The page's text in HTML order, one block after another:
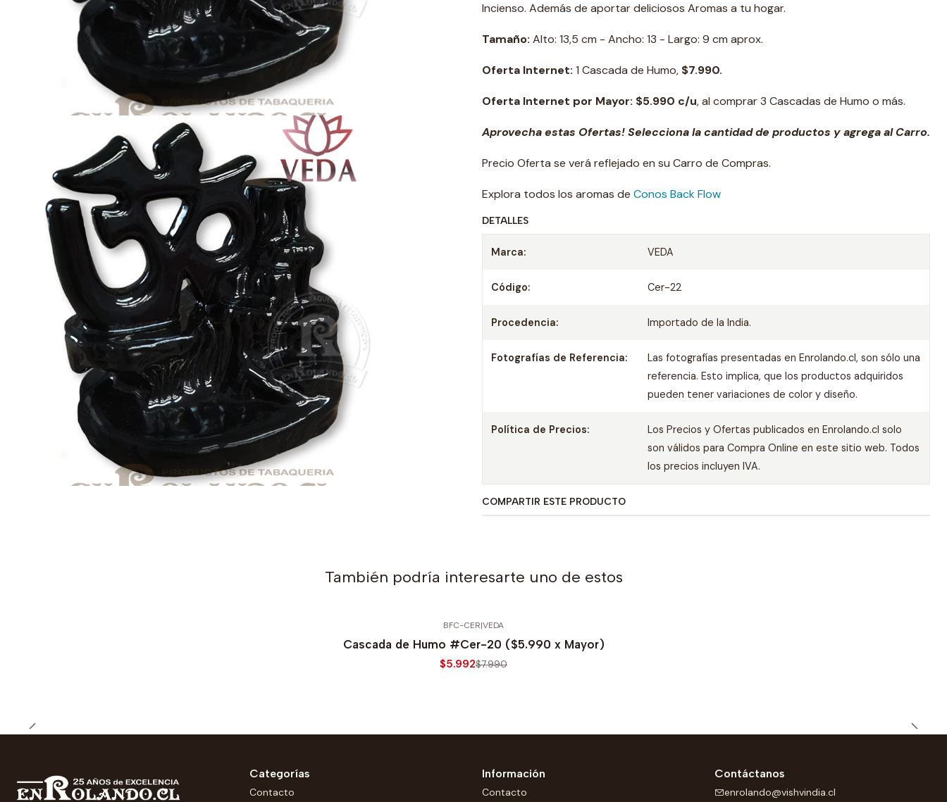
Incienso. Además de aportar deliciosos Aromas a tu hogar.
Tamaño: Alto: 13,5 cm - Ancho: 13 - Largo: 9 cm aprox.
Oferta Internet: 1 Cascada de Humo, $7.990.
Oferta Internet por Mayor: $5.990 c/u, al comprar 3 Cascadas de Humo o más.
Aprovecha estas Ofertas! Selecciona la cantidad de productos y agrega al Carro.
Precio Oferta se verá reflejado en su Carro de Compras.
Explora todos los aromas de Conos Back Flow
DETALLES
Marca: VEDA
Código: Cer-22
Procedencia: Importado de la India.
Fotografías de Referencia:
Las fotografías presentadas en Enrolando.cl, son sólo una
referencia. Esto implica, que los productos adquiridos
pueden tener variaciones de color y diseño.
Política de Precios:
Los Precios y Ofertas publicados en Enrolando.cl solo
son válidos para Compra Online en este sitio web. Todos
los precios incluyen IVA.
COMPARTIR ESTE PRODUCTO
También podría interesarte uno de estos
BFC-CER|VEDA
Cascada de Humo #Cer-20 ($5.990 x Mayor)
$5.992$7.990
Categorías
Contacto
Información
Contacto
Contáctanos
enrolando@vishvindia.cl